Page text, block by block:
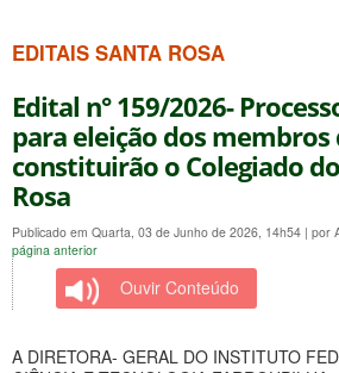
EDITAIS SANTA ROSA
Edital n° 159/2026-
para eleição dos membros
constituirão o Colegiado
Rosa
Publicado em Quarta, 03 de Junho de 2026, 14h54 | por
página anterior
Ouvir Conteúdo
A DIRETORA- GERAL DO INSTITUTO